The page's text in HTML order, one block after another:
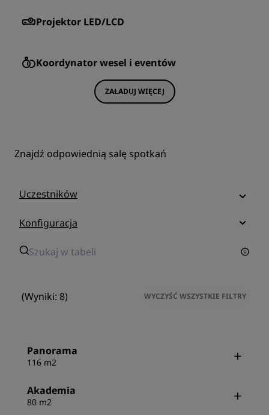
Projektor LED/LCD
Koordynator wesel i eventów
ZAŁADUJ WIĘCEJ
Znajdź odpowiednią salę spotkań
Uczestników
Konfiguracja
(Wyniki: 8) WYCZYŚĆ WSZYSTKIE FILTRY
Panorama
116 m2
Akademia
80 m2